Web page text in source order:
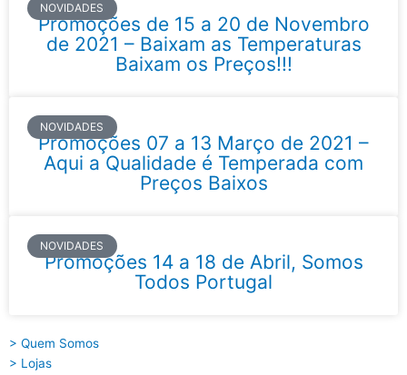
NOVIDADES
Promoções de 15 a 20 de Novembro
de 2021 – Baixam as Temperaturas
Baixam os Preços!!!
NOVIDADES
Promoções 07 a 13 Março de 2021 –
Aqui a Qualidade é Temperada com
Preços Baixos
NOVIDADES
Promoções 14 a 18 de Abril, Somos
Todos Portugal
> Quem Somos
> Lojas